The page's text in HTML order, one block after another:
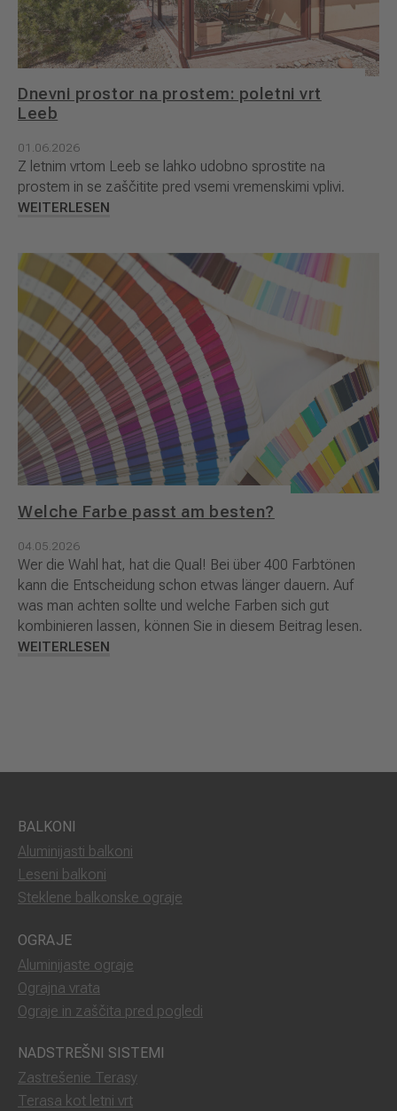
Dnevni prostor na prostem: poletni vrt
Leeb
01.06.2026
Z letnim vrtom Leeb se lahko udobno sprostite na
prostem in se zaščitite pred vsemi vremenskimi vplivi.
WEITERLESEN
Welche Farbe passt am besten?
04.05.2026
Wer die Wahl hat, hat die Qual! Bei über 400 Farbtönen
kann die Entscheidung schon etwas länger dauern. Auf
was man achten sollte und welche Farben sich gut
kombinieren lassen, können Sie in diesem Beitrag lesen.
WEITERLESEN
BALKONI
Aluminijasti balkoni
Leseni balkoni
Steklene balkonske ograje
OGRAJE
Aluminijaste ograje
Ograjna vrata
Ograje in zaščita pred pogledi
NADSTREŠNI SISTEMI
Zastrešenie Terasy
Terasa kot letni vrt